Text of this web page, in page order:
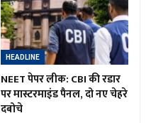
HEADLINE
NEET पेपर लीक: CBI की रडार
पर मास्टरमाइंड पैनल, दो नए चेहरे
दबोचे